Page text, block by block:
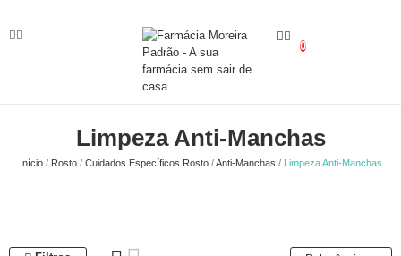
0
Limpeza Anti-Manchas
Início Rosto Cuidados Específicos Rosto Anti-Manchas Limpeza Anti-Manchas